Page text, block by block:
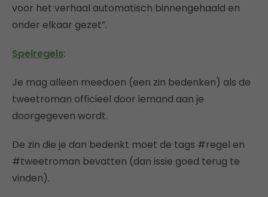
voor het verhaal automatisch binnengehaald en
onder elkaar gezet”.
Spelregels:
Je mag alleen meedoen (een zin bedenken) als de
tweetroman officieel door iemand aan je
doorgegeven wordt.
De zin die je dan bedenkt moet de tags #regel en
#tweetroman bevatten (dan issie goed terug te
vinden).